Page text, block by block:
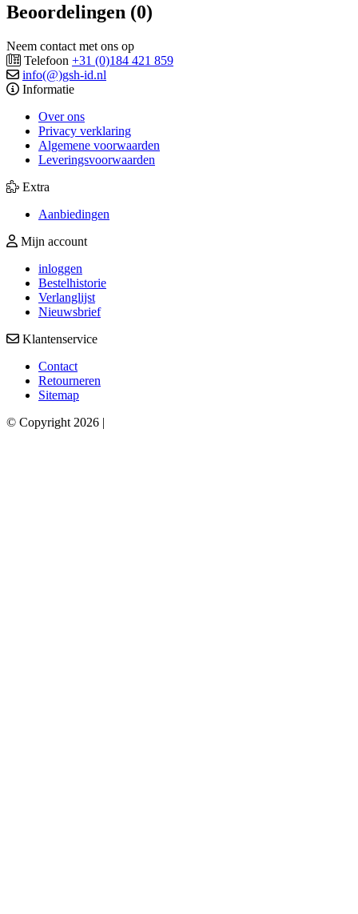
Beoordelingen (0)
Neem contact met ons op
Telefoon +31 (0)184 421 859
info(@)gsh-id.nl
Informatie
Over ons
Privacy verklaring
Algemene voorwaarden
Leveringsvoorwaarden
Extra
Aanbiedingen
Mijn account
inloggen
Bestelhistorie
Verlanglijst
Nieuwsbrief
Klantenservice
Contact
Retourneren
Sitemap
© Copyright 2026 |